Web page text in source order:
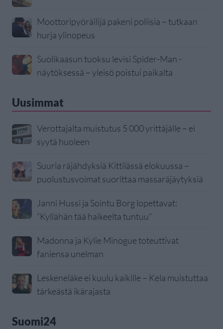
Moottoripyöräilijä pakeni poliisia – tutkaan
hurja ylinopeus
Suolikaasun tuoksu levisi Spider-Man -
näytöksessä – yleisö poistui paikalta
Uusimmat
Verottajalta muistutus 5 000 yrittäjälle – ei
syytä huoleen
Suuria räjähdyksiä Kittilässä elokuussa –
puolustusvoimat suorittaa massaräjäytyksiä
Janni Hussi ja Sointu Borg lopettavat:
”Kyllähän tää haikeelta tuntuu”
Madonna ja Kylie Minogue toteuttivat
faniensa unelman
Leskeneläke ei kuulu kaikille – Kela muistuttaa
tärkeästä ikärajasta
Suomi24